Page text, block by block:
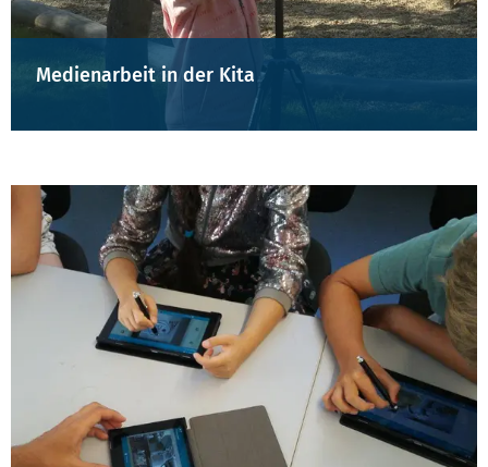
Medienarbeit in der Kita